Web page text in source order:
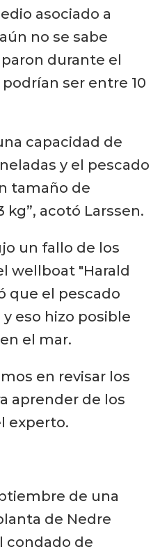
asociado a
no se sabe
durante el
ser entre 10
capacidad de
y el pescado
tamaño de
acotó Larssen.
un fallo de los
wellboat "Harald
que el pescado
eso hizo posible
el mar.
en revisar los
aprender de los
experto.
de una
de Nedre
condado de